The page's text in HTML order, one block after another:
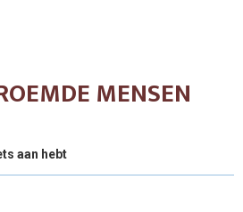
MENSEN
aan hebt